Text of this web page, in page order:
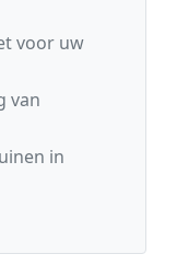
voor uw
van
in